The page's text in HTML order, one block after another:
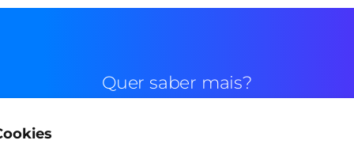
Quer saber mais?